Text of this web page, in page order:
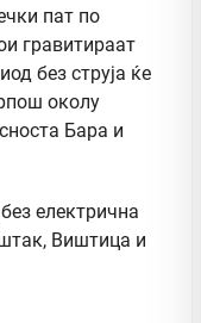
пат по
гравитираат
без струја ќе
околу
Бара и
електрична
Виштица и